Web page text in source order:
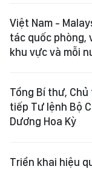
Việt Nam -
tác quốc phòng,
khu vực và mỗi
Tổng Bí thư,
tiếp Tư lệnh Bộ
Dương Hoa Kỳ
Triển khai hiệu